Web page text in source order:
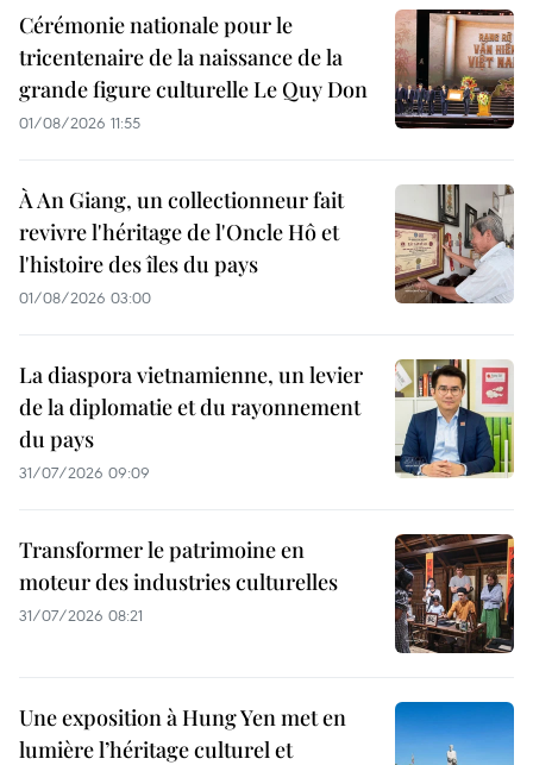
Cérémonie nationale pour le
tricentenaire de la naissance de la
grande figure culturelle Le Quy Don
01/08/2026 11:55
À An Giang, un collectionneur fait
revivre l'héritage de l'Oncle Hô et
l'histoire des îles du pays
01/08/2026 03:00
La diaspora vietnamienne, un levier
de la diplomatie et du rayonnement
du pays
31/07/2026 09:09
Transformer le patrimoine en
moteur des industries culturelles
31/07/2026 08:21
Une exposition à Hung Yen met en
lumière l’héritage culturel et